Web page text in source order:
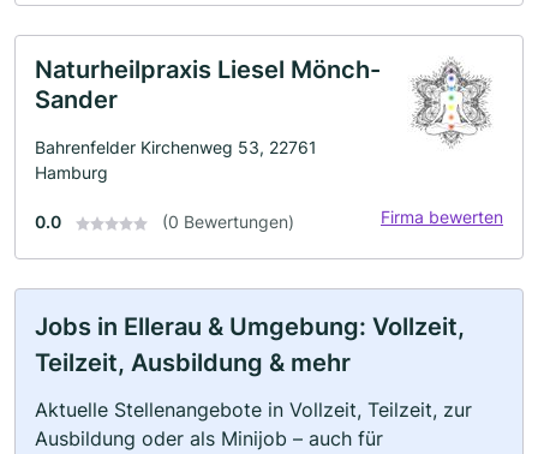
Naturheilpraxis Liesel Mönch-
Sander
Bahrenfelder Kirchenweg 53, 22761
Hamburg
0.0 (0 Bewertungen) Firma bewerten
Jobs in Ellerau & Umgebung: Vollzeit,
Teilzeit, Ausbildung & mehr
Aktuelle Stellenangebote in Vollzeit, Teilzeit, zur
Ausbildung oder als Minijob – auch für